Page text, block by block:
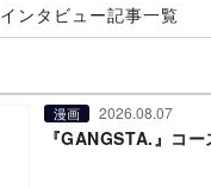
インタビュー記事一覧
漫画 2026.08.07
『GANGSTA.』コ